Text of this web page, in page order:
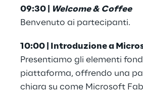
09:30 |
Welcome & Coffee
Benvenuto ai partecipanti.
10:00 | Introduzione a
Presentiamo gli elementi
piattaforma, offrendo una
chiara su come Microsoft